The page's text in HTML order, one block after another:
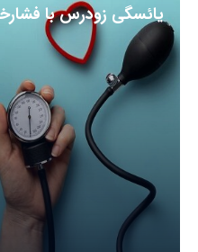
یائسگی زودرس با